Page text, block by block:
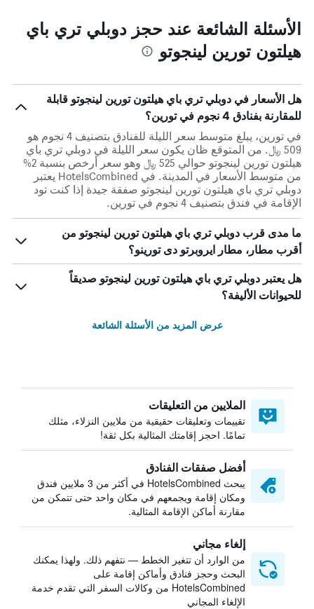
الأسئلة الشائعة عند حجز دوبلي تري باي
هيلتون تورين لينجوتو
هل الأسعار في دوبلي تري باي هيلتون تورين لينجوتو قابلة
للمقارنة بفنادق 4 نجوم في تورين؟
في تورين، يبلغ متوسط ​​سعر الليلة للفنادق بتصنيف 4 نجوم هو
509 ﷼. من المتوقع ظان يكون سعر الليلة في دوبلي تري باي
هيلتون تورين لينجوتو حوالي 525 ﷼ وهو سعر أرخص بنسبة 2%
من متوسط الأسعار في المدينة. في HotelsCombined يعتبر
دوبلي تري باي هيلتون تورين لينجوتو صفقة جيدة إذا كنت تود
الإقامة في فندق بتصنيف 4 نجوم في تورين.
ما مدى قرب دوبلي تري باي هيلتون تورين لينجوتو من
أقرب مطار، مطار ايروبرتو دى تورينو؟
هل يعتبر دوبلي تري باي هيلتون تورين لينجوتو صديقاً
للحيوانات الأليفة؟
عرض المزيد من الأسئلة الشائعة
الملايين من التعليقات
تقييمات وتعليقات حقيقية من ملايين النزلاء، مثلك
تمامًا. احجز إقامتك المثالية بكل ثقة!
أفضل صفقات الفنادق
يبحث HotelsCombined في أكثر من 3 ملايين فندق
ومكان إقامة ويجمعهم في مكان واحد حتى تتمكن من
مقارنة أماكن الإقامة المثالية.
إلغاء مجاني
من الوارد أن تتغير الخطط — نتفهم ذلك. ولهذا يمكنك
البحث وحجز فنادق وأماكن إقامة على
HotelsCombined من وكالات السفر التي تقدم خدمة
الإلغاء المجاني